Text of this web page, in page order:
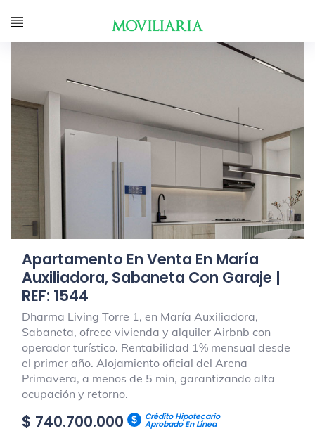
Apartamento En Venta En María
Auxiliadora, Sabaneta Con Garaje |
REF: 1544
Dharma Living Torre 1, en María Auxiliadora,
Sabaneta, ofrece vivienda y alquiler Airbnb con
operador turístico. Rentabilidad 1% mensual desde
el primer año. Alojamiento oficial del Arena
Primavera, a menos de 5 min, garantizando alta
ocupación y retorno.
$ 740.700.000 Crédito Hipotecario
Aprobado En Línea